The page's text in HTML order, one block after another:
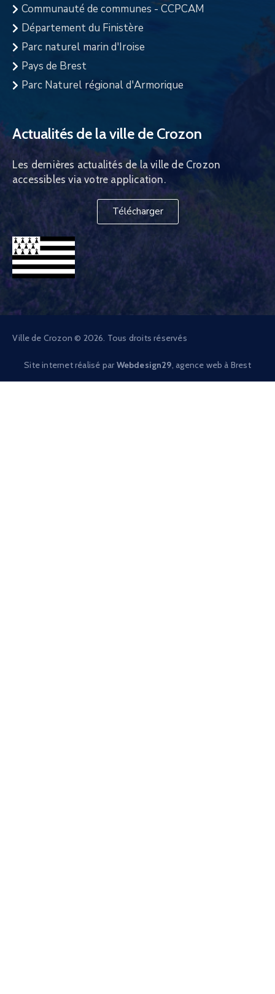
Communauté de communes - CCPCAM
Département du Finistère
Parc naturel marin d'Iroise
Pays de Brest
Parc Naturel régional d'Armorique
Actualités de la ville de Crozon
Les dernières actualités de la ville de Crozon
accessibles via votre application.
Télécharger
Ville de Crozon © 2026. Tous droits réservés
Site internet réalisé par Webdesign29 , agence web à Brest